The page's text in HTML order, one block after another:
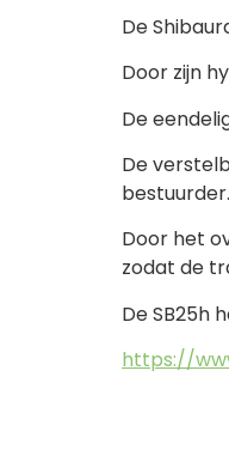
De
Door zijn
De
De
bestuurder.
Door het
zodat de
De SB25h
https://